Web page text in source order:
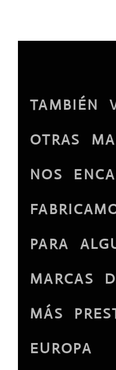
TAMBIÉN
OTRAS
NOS
PARA
MARCAS
MÁS
EUROPA